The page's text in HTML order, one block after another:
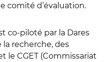
comité d’évaluation.
co-piloté par la Dares
la recherche, des
le CGET (Commissariat